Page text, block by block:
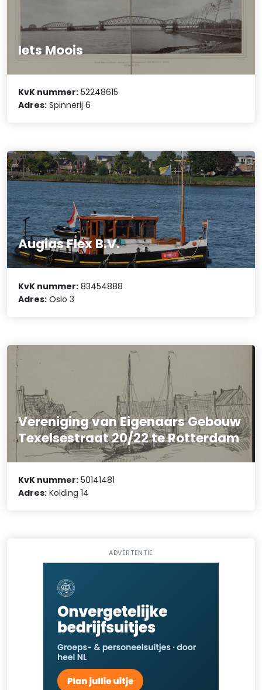
Iets Moois
KvK nummer: 52248615
Adres: Spinnerij 6
Augias Flex B.V.
KvK nummer: 83454888
Adres: Oslo 3
Vereniging van Eigenaars Gebouw
Texelsestraat 20/22 te Rotterdam
KvK nummer: 50141481
Adres: Kolding 14
ADVERTENTIE